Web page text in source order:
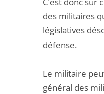
C’est donc
des militaires
législatives
défense.
Le militaire
général des